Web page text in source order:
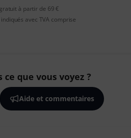
à partir de 69 €
avec TVA comprise
ce que vous voyez ?
Aide et commentaires